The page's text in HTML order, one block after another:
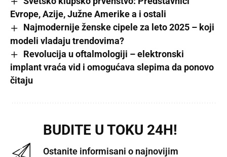
Evrope, Azije, Južne Amerike a i ostali
Najmodernije ženske cipele za leto 2025 – koji
modeli vladaju trendovima?
Revolucija u oftalmologiji – elektronski
implant vraća vid i omogućava slepima da ponovo
čitaju
BUDITE U TOKU 24H!
Ostanite informisani o najnovijim